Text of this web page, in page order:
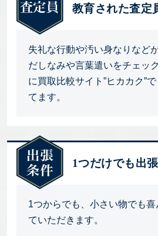
教育された査定
失礼な行動や汚い身なりなど
だしなみや言葉遣いをチェッ
に買取比較サイト”ヒカカク”
てます。
1つだけでも出
1つからでも、小さい物でも
ていただきます。